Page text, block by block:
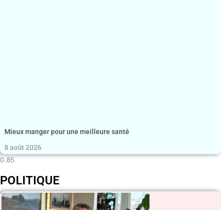
Mieux manger pour une meilleure santé
8 août 2026
POLITIQUE